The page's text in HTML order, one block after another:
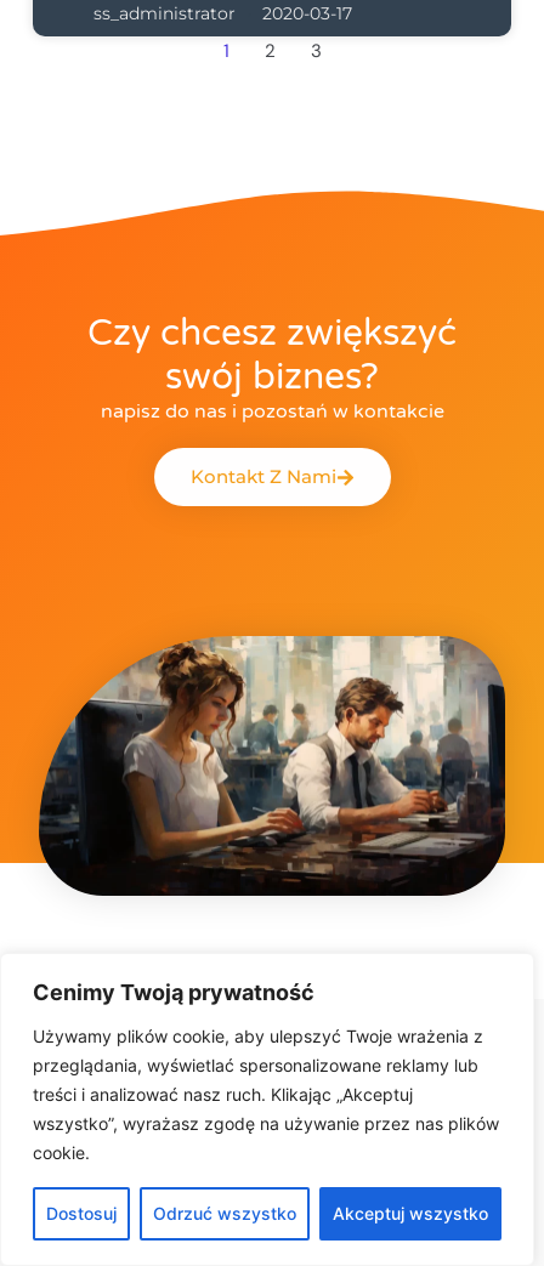
Cenimy Twoją prywatność
Używamy plików cookie, aby ulepszyć Twoje wrażenia z
przeglądania, wyświetlać spersonalizowane reklamy lub
treści i analizować nasz ruch. Klikając „Akceptuj
wszystko”, wyrażasz zgodę na używanie przez nas plików
cookie.
Dostosuj Odrzuć wszystko Akceptuj wszystko
ss_administrator 2020-03-17
1 2 3
Czy chcesz zwiększyć
swój biznes?
napisz do nas i pozostań w kontakcie
Kontakt Z Nami
SOFTWARESTUDIO Sp. z o.o.
ul. Innowatorów 8